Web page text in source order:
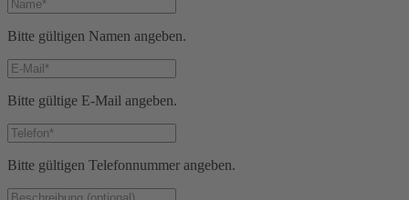
Bitte gültigen Namen angeben.
Bitte gültige E-Mail angeben.
Bitte gültigen Telefonnummer angeben.